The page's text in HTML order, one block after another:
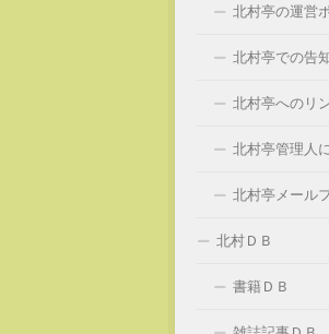
北村亭の運営
北村亭での告
北村亭へのリ
北村亭管理人
北村亭メール
北村ＤＢ
書籍ＤＢ